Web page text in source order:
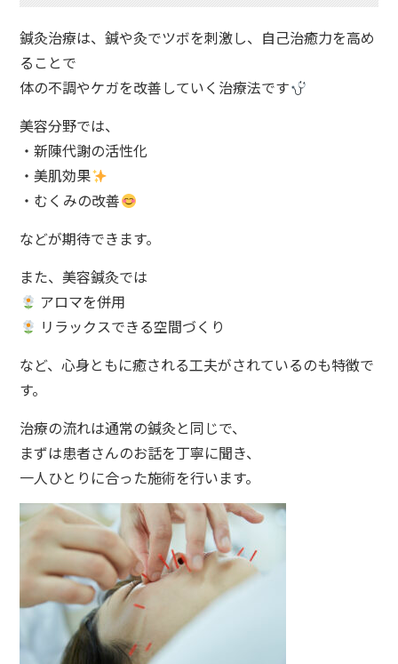
鍼灸治療は、鍼や灸でツボを刺激し、自己治癒力を高め
ることで
体の不調やケガを改善していく治療法です
美容分野では、
・新陳代謝の活性化
・美肌効果
・むくみの改善
などが期待できます。
また、美容鍼灸では
アロマを併用
リラックスできる空間づくり
など、心身ともに癒される工夫がされているのも特徴で
す。
治療の流れは通常の鍼灸と同じで、
まずは患者さんのお話を丁寧に聞き、
一人ひとりに合った施術を行います。